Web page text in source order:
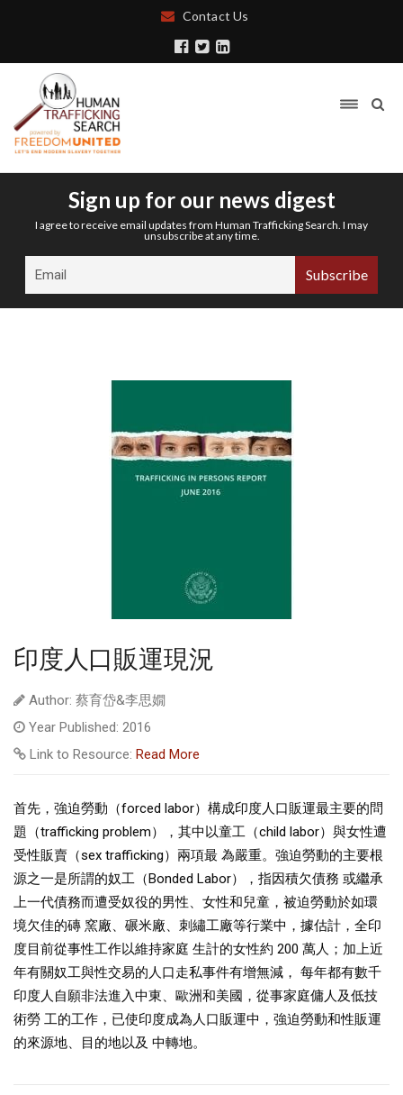
Contact Us
Sign up for our news digest
I agree to receive email updates from Human Trafficking Search. I may
unsubscribe at any time.
印度人口販運現況
Author: 蔡育岱&李思嫺
Year Published: 2016
Link to Resource: Read More
首先，強迫勞動（forced labor）構成印度人口販運最主要的問
題（trafficking problem），其中以童工（child labor）與女性遭
受性販賣（sex trafficking）兩項最 為嚴重。強迫勞動的主要根
源之一是所謂的奴工（Bonded Labor），指因積欠債務 或繼承
上一代債務而遭受奴役的男性、女性和兒童，被迫勞動於如環
境欠佳的磚 窯廠、碾米廠、刺繡工廠等行業中，據估計，全印
度目前從事性工作以維持家庭 生計的女性約 200 萬人；加上近
年有關奴工與性交易的人口走私事件有增無減， 每年都有數千
印度人自願非法進入中東、歐洲和美國，從事家庭傭人及低技
術勞 工的工作，已使印度成為人口販運中，強迫勞動和性販運
的來源地、目的地以及 中轉地。